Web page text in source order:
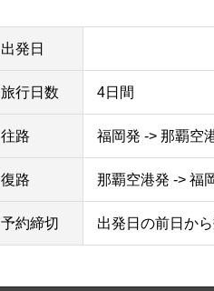
出発日
旅行日数 4日間
往路 福岡発 -> 那覇空
復路 那覇空港発 -> 福
予約締切 出発日の前日か